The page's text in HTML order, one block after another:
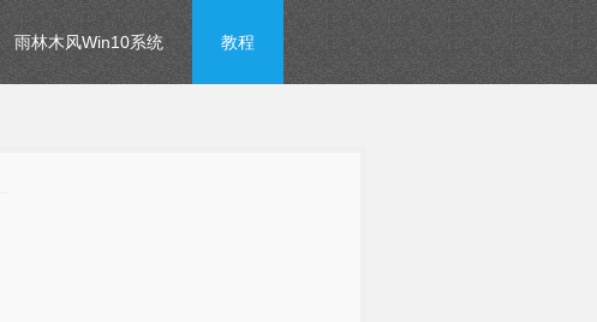
雨林木风Win10系统 教程